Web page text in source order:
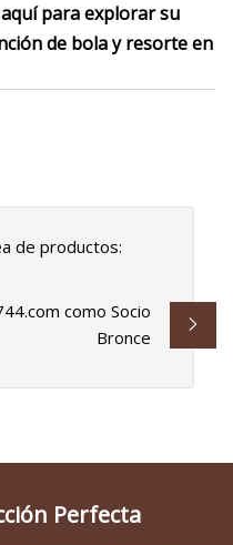
para explorar su
de bola y resorte en
de productos:
como Socio
Bronce
Perfecta